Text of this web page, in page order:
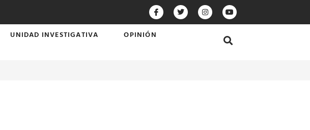
UNIDAD INVESTIGATIVA OPINIÓN